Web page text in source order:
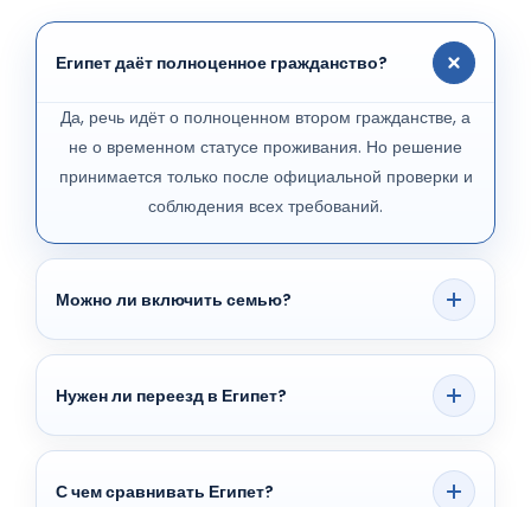
Египет даёт полноценное гражданство?
Да, речь идёт о полноценном втором гражданстве, а
не о временном статусе проживания. Но решение
принимается только после официальной проверки и
соблюдения всех требований.
Можно ли включить семью?
Да, но состав семьи влияет на документы, сборы и
итоговый бюджет. Поэтому семейный кейс нужно
Нужен ли переезд в Египет?
Маршрут не строится как обычная иммиграция с
обязательным переездом, но конкретные
С чем сравнивать Египет?